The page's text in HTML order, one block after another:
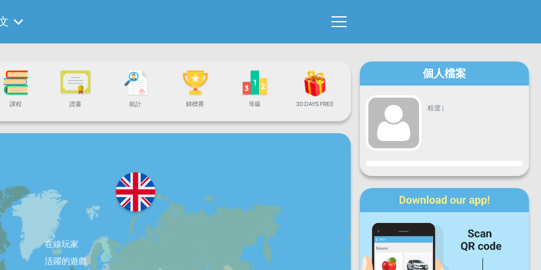
課程 證書 統計 錦標賽 等級 30 DAYS FREE
在線玩家
活躍的遊戲
個人檔案
程度 |
進度
星期一 星期三 星期四